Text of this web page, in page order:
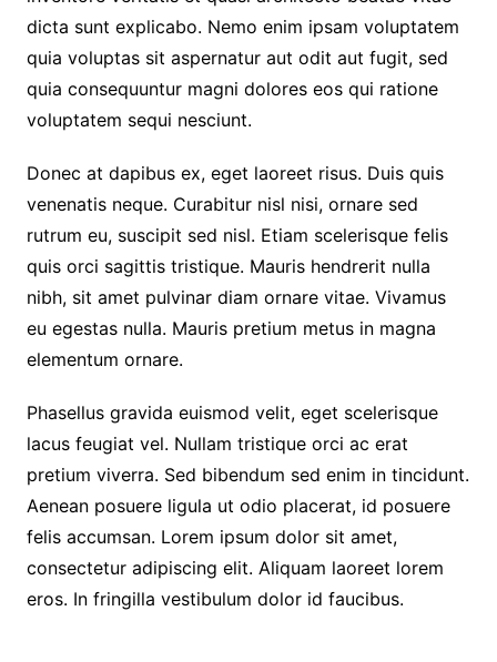
dicta sunt explicabo. Nemo enim ipsam voluptatem
quia voluptas sit aspernatur aut odit aut fugit, sed
quia consequuntur magni dolores eos qui ratione
voluptatem sequi nesciunt.
Donec at dapibus ex, eget laoreet risus. Duis quis
venenatis neque. Curabitur nisl nisi, ornare sed
rutrum eu, suscipit sed nisl. Etiam scelerisque felis
quis orci sagittis tristique. Mauris hendrerit nulla
nibh, sit amet pulvinar diam ornare vitae. Vivamus
eu egestas nulla. Mauris pretium metus in magna
elementum ornare.
Phasellus gravida euismod velit, eget scelerisque
lacus feugiat vel. Nullam tristique orci ac erat
pretium viverra. Sed bibendum sed enim in tincidunt.
Aenean posuere ligula ut odio placerat, id posuere
felis accumsan. Lorem ipsum dolor sit amet,
consectetur adipiscing elit. Aliquam laoreet lorem
eros. In fringilla vestibulum dolor id faucibus.